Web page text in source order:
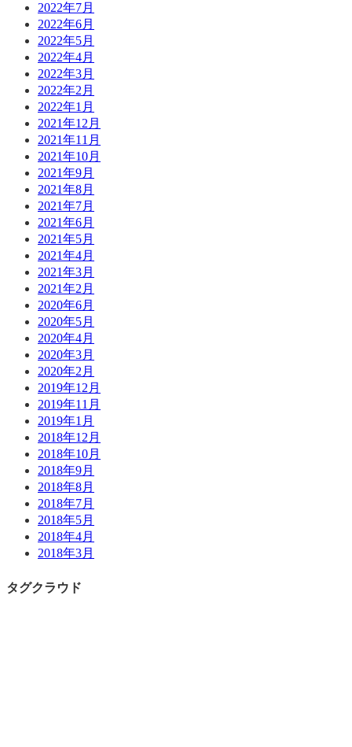
2022年7月
2022年6月
2022年5月
2022年4月
2022年3月
2022年2月
2022年1月
2021年12月
2021年11月
2021年10月
2021年9月
2021年8月
2021年7月
2021年6月
2021年5月
2021年4月
2021年3月
2021年2月
2020年6月
2020年5月
2020年4月
2020年3月
2020年2月
2019年12月
2019年11月
2019年1月
2018年12月
2018年10月
2018年9月
2018年8月
2018年7月
2018年5月
2018年4月
2018年3月
タグクラウド